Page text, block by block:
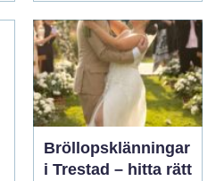
Bröllopsklänningar
i Trestad – hitta rätt